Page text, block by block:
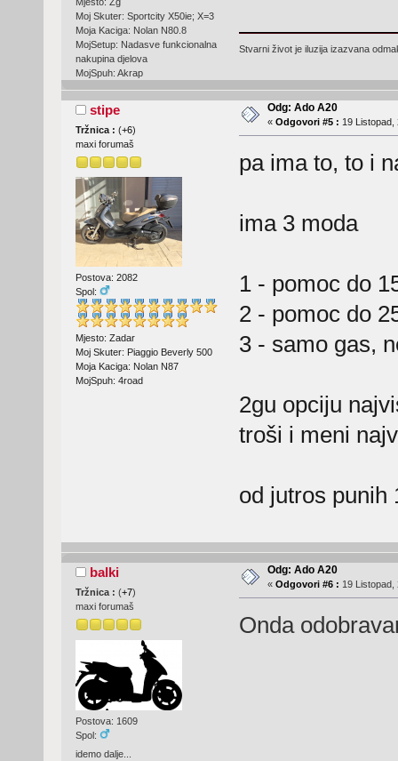
Moj Skuter: Sportcity X50ie; X=3
Moja Kaciga: Nolan N80.8
MojSetup: Nadasve funkcionalna
nakupina djelova
MojSpuh: Akrap
Stvarni život je iluzija izazvana
stipe
Tržnica : (+6)
maxi forumaš
Postova: 2082
Spol:
Mjesto: Zadar
Moj Skuter: Piaggio Beverly 500
Moja Kaciga: Nolan N87
MojSpuh: 4road
Odg: Ado A20
« Odgovori #5 : 19 Listopad,
pa ima to, to i
ima 3 moda
1 - pomoc do
2 - pomoc do
3 - samo gas,
2gu opciju
troši i meni
od jutros
balki
Tržnica : (+7)
maxi forumaš
Postova: 1609
Spol:
idemo dalje...
Odg: Ado A20
« Odgovori #6 : 19 Listopad,
Onda